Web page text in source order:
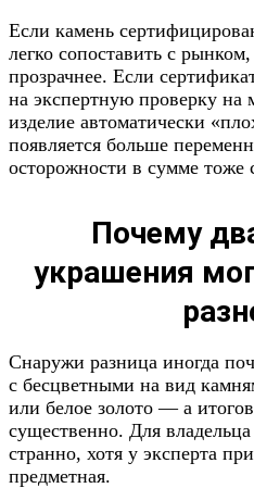
Если камень
легко сопоставить с
прозрачнее. Если
на экспертную проверку на
изделие автоматически
появляется больше
осторожности в сумме тоже
Почему
украшения
Снаружи разница иногда
с бесцветными на вид
или белое золото — а
существенно. Для
странно, хотя у эксперта
предметная.